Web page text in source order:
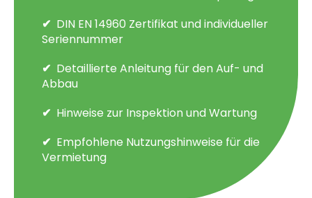
DIN EN 14960 Zertifikat und individueller
Seriennummer
Detaillierte Anleitung für den Auf- und
Abbau
Hinweise zur Inspektion und Wartung
Empfohlene Nutzungshinweise für die
Vermietung